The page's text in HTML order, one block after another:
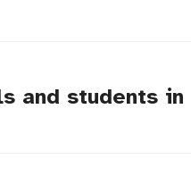
and students